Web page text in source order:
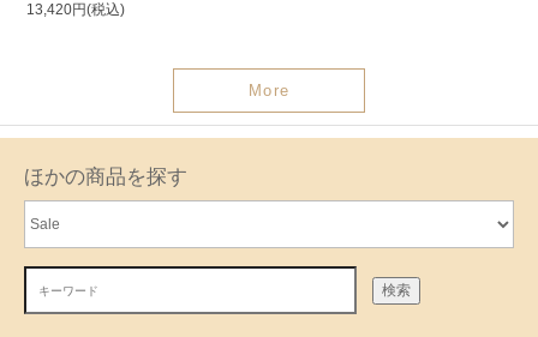
13,420円(税込)
More
ほかの商品を探す
検索